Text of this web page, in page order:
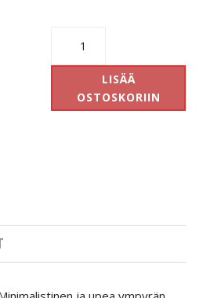
riippuvalaisin
60-
LISÄÄ
OSTOSKORIIN